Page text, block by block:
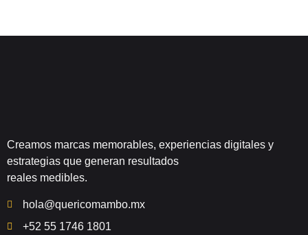
Creamos marcas memorables, experiencias digitales y
estrategias que generan resultados
reales medibles.
hola@quericomambo.mx
+52 55 1746 1801